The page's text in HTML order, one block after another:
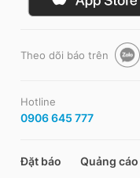
Theo dõi báo trên
Hotline
0906 645 777
Đặt báo Quảng cáo